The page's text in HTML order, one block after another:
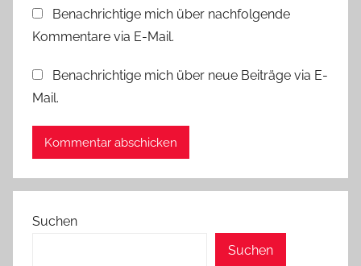
Benachrichtige mich über nachfolgende
Kommentare via E-Mail.
Benachrichtige mich über neue Beiträge via E-
Mail.
Suchen
Suchen